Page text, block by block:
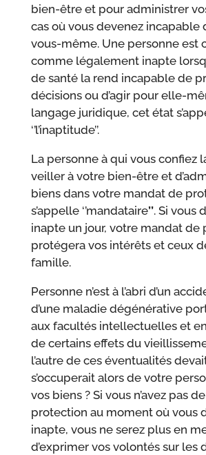
bien-être et pour administrer
cas où vous devenez incapable
vous-même. Une personne est
comme légalement inapte
de santé la rend incapable de
décisions ou d’agir pour elle-
langage juridique, cet état
‘’l’inaptitude’’.
La personne à qui vous confiez
veiller à votre bien-être et
biens dans votre mandat de
s’appelle ‘’mandataire’’. Si vous
inapte un jour, votre mandat de
protégera vos intérêts et ceux
famille.
Personne n’est à l’abri d’un
d’une maladie dégénérative
aux facultés intellectuelles et
de certains effets du
l’autre de ces éventualités
s’occuperait alors de votre
vos biens ? Si vous n’avez pas
protection au moment où vous
inapte, vous ne serez plus en
d’exprimer vos volontés sur les